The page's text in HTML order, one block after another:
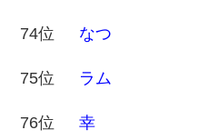
74位 なつ
75位 ラム
76位 幸